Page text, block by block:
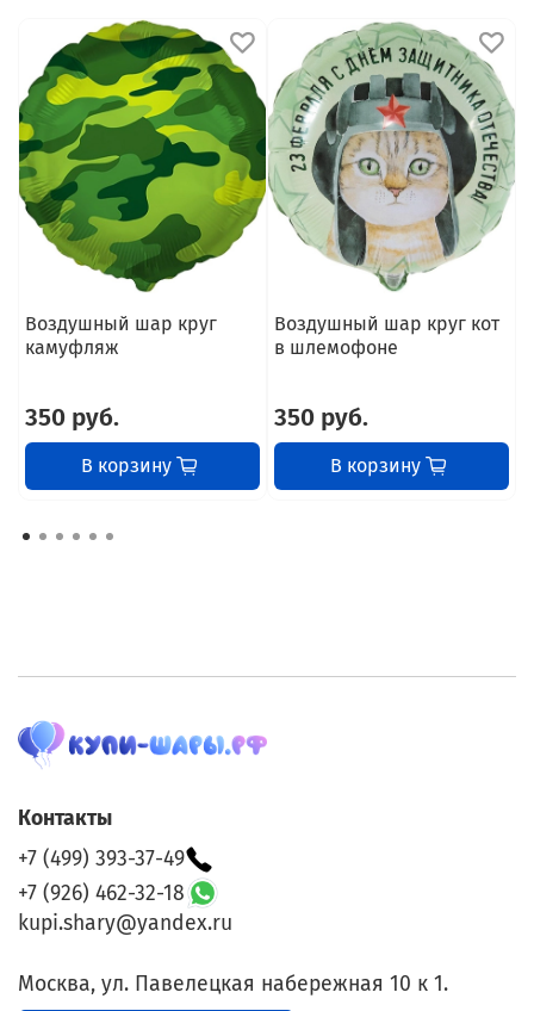
Воздушный шар круг
камуфляж
350 руб.
В корзину
Воздушный шар круг кот
в шлемофоне
350 руб.
В корзину
Контакты
+7 (499) 393-37-49
+7 (926) 462-32-18
kupi.shary@yandex.ru
Москва, ул. Павелецкая набережная 10 к 1.